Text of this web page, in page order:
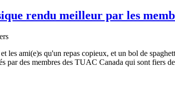
rendu meilleur par les
ami(e)s qu'un repas copieux, et un bol de
par des membres des TUAC Canada qui sont fiers